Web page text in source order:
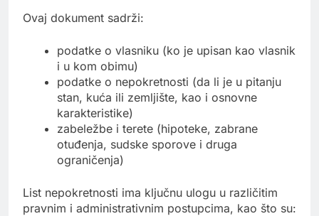
Ovaj dokument sadrži:
podatke o vlasniku (ko je upisan kao vlasnik
i u kom obimu)
podatke o nepokretnosti (da li je u pitanju
stan, kuća ili zemljište, kao i osnovne
karakteristike)
zabeležbe i terete (hipoteke, zabrane
otuđenja, sudske sporove i druga
ograničenja)
List nepokretnosti ima ključnu ulogu u različitim
pravnim i administrativnim postupcima, kao što su: